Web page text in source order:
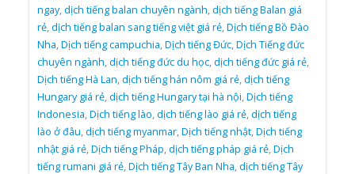
ngay,dịch tiếng balan chuyên ngành,dịch tiếng Balan giá
rẻ,dịch tiếng balan sang tiếng việt giá rẻ,Dịch tiếng Bồ Đào
Nha,Dịch tiếng campuchia,Dịch tiếng Đức,Dịch Tiếng đức
chuyên ngành,dịch tiếng đức du học,dịch tiếng đức giá rẻ,
Dịch tiếng Hà Lan,dịch tiếng hán nôm giá rẻ,dịch tiếng
Hungary giá rẻ,dịch tiếng Hungary tại hà nội,Dịch tiếng
Indonesia,Dịch tiếng lào,dịch tiếng lào giá rẻ,dịch tiếng
lào ở đâu,dịch tiếng myanmar,Dịch tiếng nhật,Dịch tiếng
nhật giá rẻ,Dịch tiếng Pháp,dịch tiếng pháp giá rẻ,Dịch
tiếng rumani giá rẻ,Dịch tiếng Tây Ban Nha,dịch tiếng Tây